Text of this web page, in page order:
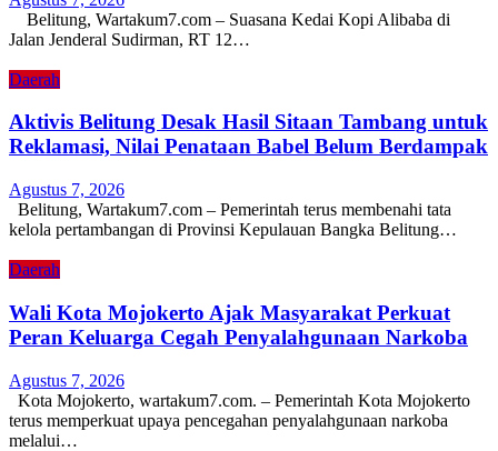
Belitung, Wartakum7.com – Suasana Kedai Kopi Alibaba di
Jalan Jenderal Sudirman, RT 12…
Daerah
Aktivis Belitung Desak Hasil Sitaan Tambang untuk
Reklamasi, Nilai Penataan Babel Belum Berdampak
Agustus 7, 2026
Belitung, Wartakum7.com – Pemerintah terus membenahi tata
kelola pertambangan di Provinsi Kepulauan Bangka Belitung…
Daerah
Wali Kota Mojokerto Ajak Masyarakat Perkuat
Peran Keluarga Cegah Penyalahgunaan Narkoba
Agustus 7, 2026
Kota Mojokerto, wartakum7.com. – Pemerintah Kota Mojokerto
terus memperkuat upaya pencegahan penyalahgunaan narkoba
melalui…